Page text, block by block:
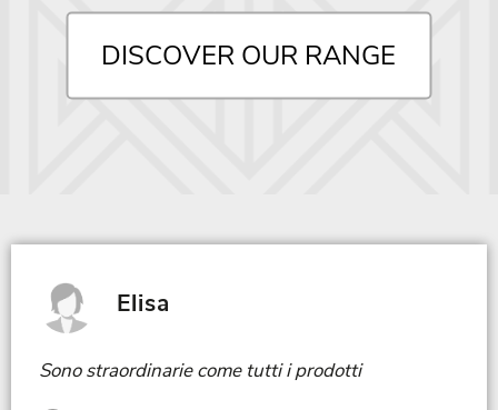
DISCOVER OUR RANGE
Elisa
Sono straordinarie come tutti i prodotti